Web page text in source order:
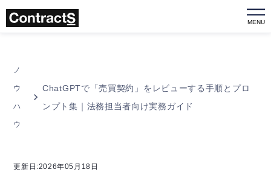
MENU
ノ
ウ
ハ
ウ
ChatGPTで「売買契約」をレビューする手順とプロ
ンプト集｜法務担当者向け実務ガイド
更新日:2026年05月18日